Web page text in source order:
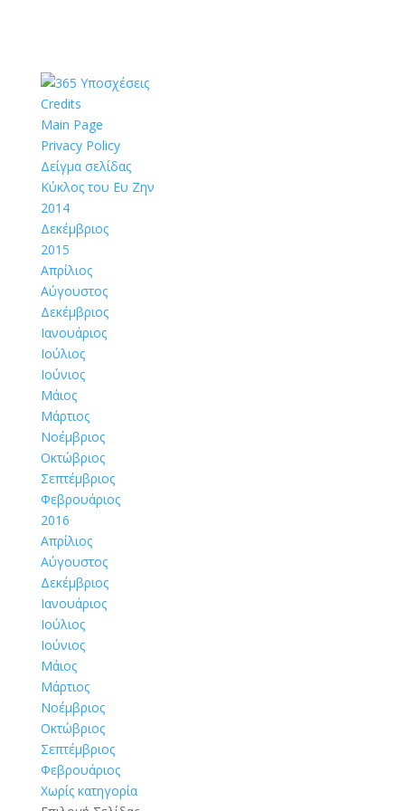
Credits
Main Page
Privacy Policy
Δείγμα σελίδας
Κύκλος του Ευ Ζην
2014
Δεκέμβριος
2015
Απρίλιος
Αύγουστος
Δεκέμβριος
Ιανουάριος
Ιούλιος
Ιούνιος
Μάιος
Μάρτιος
Νοέμβριος
Οκτώβριος
Σεπτέμβριος
Φεβρουάριος
2016
Απρίλιος
Αύγουστος
Δεκέμβριος
Ιανουάριος
Ιούλιος
Ιούνιος
Μάιος
Μάρτιος
Νοέμβριος
Οκτώβριος
Σεπτέμβριος
Φεβρουάριος
Χωρίς κατηγορία